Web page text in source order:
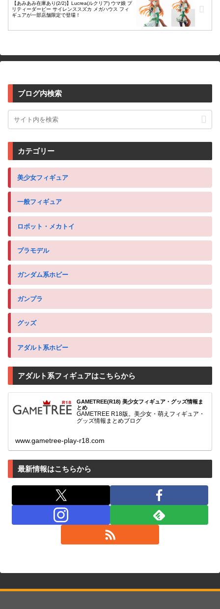
【あみあみ在庫あり(2/2)】Lucrea(ルクリア) ウマ娘 プ
リティーダービー サイレンススズカ メガハウス フィ
ギュアが一部店舗限定で登場！
ブログ内検索
カテゴリー
美少女フィギュア
一般フィギュア
ロボット・メカトイ
プラモデル
ガンダム系ホビー
ガンプラ
グッズ
アダルト系ホビー
アダルト系フィギュアはこちらから
GAMETREE(R18) 美少女フィギュア・グッズ情報ま
とめ
GAMETREE R18版。美少女・萌えフィギュア・
グッズ情報まとめブログ
www.gametree-play-r18.com
最新情報はこちらから